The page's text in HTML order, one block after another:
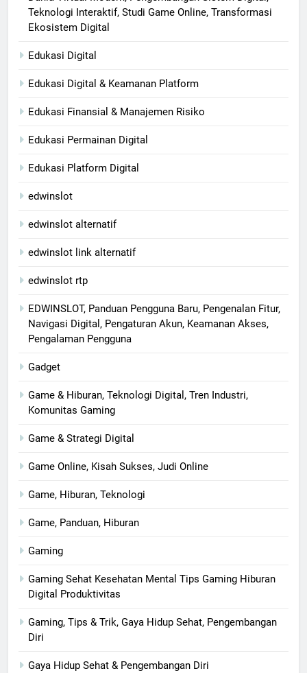
Teknologi Interaktif, Studi Game Online, Transformasi
Ekosistem Digital
Edukasi Digital
Edukasi Digital & Keamanan Platform
Edukasi Finansial & Manajemen Risiko
Edukasi Permainan Digital
Edukasi Platform Digital
edwinslot
edwinslot alternatif
edwinslot link alternatif
edwinslot rtp
EDWINSLOT, Panduan Pengguna Baru, Pengenalan Fitur,
Navigasi Digital, Pengaturan Akun, Keamanan Akses,
Pengalaman Pengguna
Gadget
Game & Hiburan, Teknologi Digital, Tren Industri,
Komunitas Gaming
Game & Strategi Digital
Game Online, Kisah Sukses, Judi Online
Game, Hiburan, Teknologi
Game, Panduan, Hiburan
Gaming
Gaming Sehat Kesehatan Mental Tips Gaming Hiburan
Digital Produktivitas
Gaming, Tips & Trik, Gaya Hidup Sehat, Pengembangan
Diri
Gaya Hidup Sehat & Pengembangan Diri